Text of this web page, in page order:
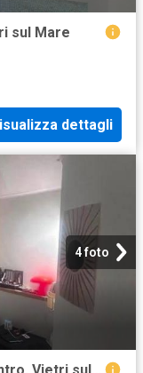
sul Mare
dettagli
4 foto